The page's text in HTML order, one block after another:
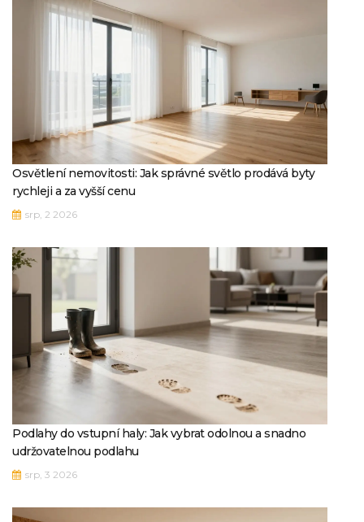
Osvětlení nemovitosti: Jak správné světlo prodává byty
rychleji a za vyšší cenu
srp, 2 2026
Podlahy do vstupní haly: Jak vybrat odolnou a snadno
udržovatelnou podlahu
srp, 3 2026